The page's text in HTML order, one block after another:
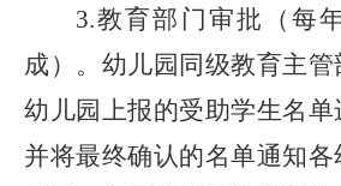
3.教育部门审批（每
成）。幼儿园同级教育主
幼儿园上报的受助学生名单
并将最终确认的名单通知